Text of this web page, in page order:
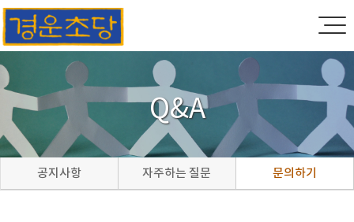
Q&A
공지사항 자주하는 질문 문의하기